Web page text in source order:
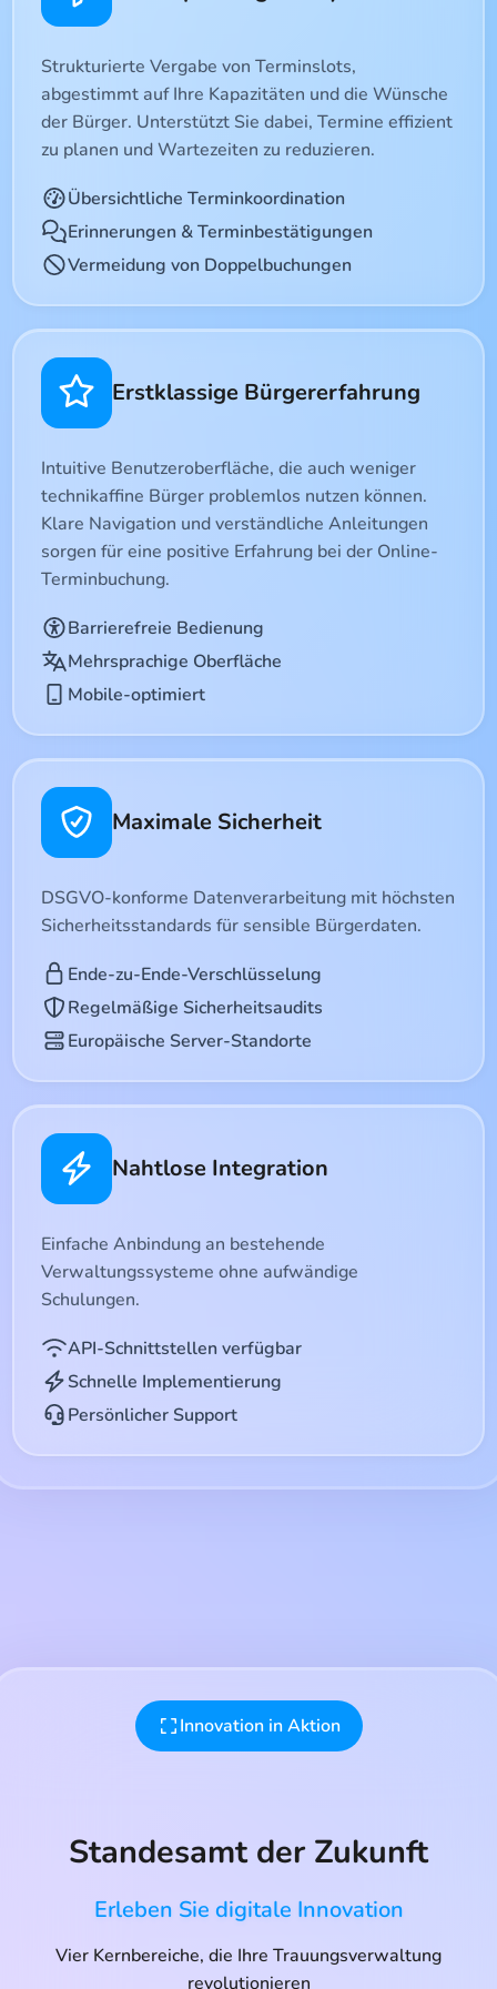
Strukturierte Vergabe von Terminslots,
abgestimmt auf Ihre Kapazitäten und die Wünsche
der Bürger. Unterstützt Sie dabei, Termine effizient
zu planen und Wartezeiten zu reduzieren.
Übersichtliche Terminkoordination
Erinnerungen & Terminbestätigungen
Vermeidung von Doppelbuchungen
Erstklassige Bürgererfahrung
Intuitive Benutzeroberfläche, die auch weniger
technikaffine Bürger problemlos nutzen können.
Klare Navigation und verständliche Anleitungen
sorgen für eine positive Erfahrung bei der Online-
Terminbuchung.
Barrierefreie Bedienung
Mehrsprachige Oberfläche
Mobile-optimiert
Maximale Sicherheit
DSGVO-konforme Datenverarbeitung mit höchsten
Sicherheitsstandards für sensible Bürgerdaten.
Ende-zu-Ende-Verschlüsselung
Regelmäßige Sicherheitsaudits
Europäische Server-Standorte
Nahtlose Integration
Einfache Anbindung an bestehende
Verwaltungssysteme ohne aufwändige
Schulungen.
API-Schnittstellen verfügbar
Schnelle Implementierung
Persönlicher Support
Innovation in Aktion
Standesamt der Zukunft
Erleben Sie digitale Innovation
Vier Kernbereiche, die Ihre Trauungsverwaltung
revolutionieren